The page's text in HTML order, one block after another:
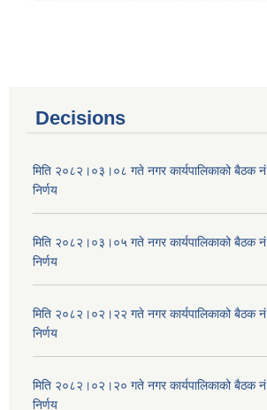
Decisions
मिति २०८२।०३।०८ गते नगर कार्यपालिकाको
निर्णय
मिति २०८२।०३।०५ गते नगर कार्यपालिकाको
निर्णय
मिति २०८२।०२।२२ गते नगर कार्यपालिकाको
निर्णय
मिति २०८२।०२।२० गते नगर कार्यपालिकाको
निर्णय